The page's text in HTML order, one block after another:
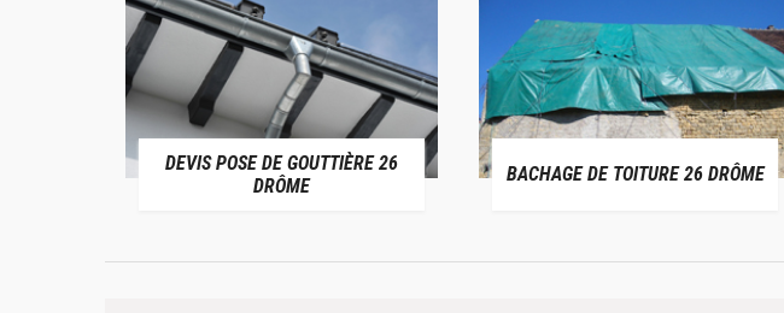
DE GOUTTIÈRE 26
BACHAGE DE TOITURE 26 DRÔME
DEVIS FUITE DE
DRÔME